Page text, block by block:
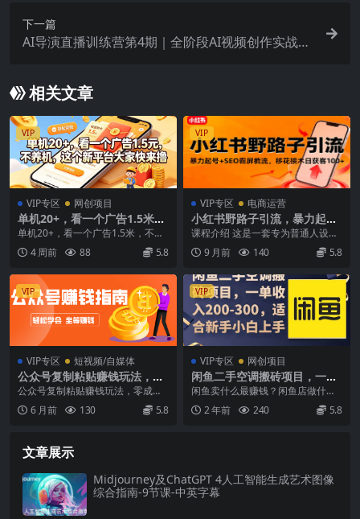
下一篇
AI导演直播训练营第4期｜全阶段AI视频创作实战，
力
相关文章
VIP
VIP专区 网创项目
单机20+，看一个广告1.5米，
不养机，这个新平台大家快来
单机20+，看一个广告1.5米，不养
机，这个新平台大家快来撸【揭
秘】 项目介绍 ...
4 周前 88 5.8
VIP
VIP专区 电商运营
小红书野路子引流，暴力起号
+SEO霸屏截流，移花接木日
课程介绍 这是一套专为普通人设计
的小红书虚拟电商副业实战课程，
聚焦教师资料、学科...
9 月前 140 5.8
VIP
VIP专区 短视频/自媒体
公众号复制粘贴赚钱玩法，零
成本零门槛利用AI零撸搬砖，
公众号复制粘贴赚钱玩法，零成本
零门槛利用AI零撸搬砖，轻松实现
月入万元 利用AI...
6 月前 130 5.8
VIP
VIP专区 网创项目
闲鱼二手空调搬砖项目，一单
收入200-300，适合新手小白
闲鱼卖什么最赚钱？闲鱼店做什么
项目？或者就是到处找闲鱼赚钱项
目、闲鱼赚钱教程。今...
2 年前 240 5.8
文章展示
Midjourney及ChatGPT 4人工智能生成艺术图像
综合指南-9节课-中英字幕